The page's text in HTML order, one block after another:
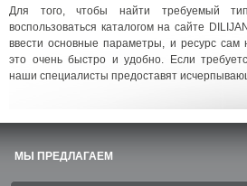
Для того, чтобы найти требуемый
воспользоваться каталогом на сайте
ввести основные параметры, и ресурс сам
это очень быстро и удобно. Если
наши специалисты предоставят
МЫ ПРЕДЛАГАЕМ